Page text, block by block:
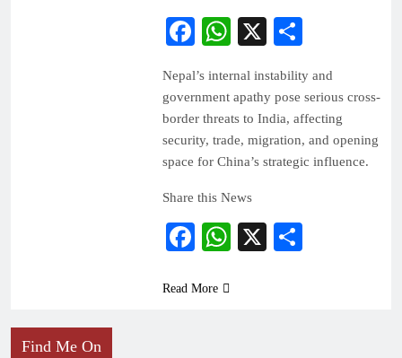
Facebook
WhatsApp
X
Nepal’s internal instability and
government apathy pose serious cross-
border threats to India, affecting
security, trade, migration, and opening
space for China’s strategic influence.
Share this News
Facebook
WhatsApp
X
Read More
Find Me On